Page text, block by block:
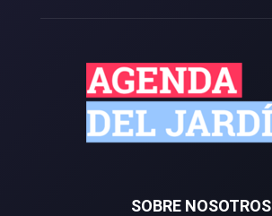
SOBRE NOSOTROS